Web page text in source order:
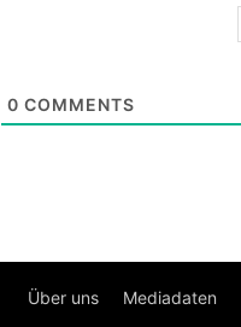
0 COMMENTS
Über uns Mediadaten